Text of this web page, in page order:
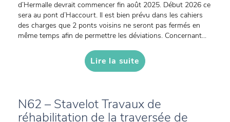
d’Hermalle devrait commencer fin août 2025. Début 2026 ce
sera au pont d’Haccourt. Il est bien prévu dans les cahiers
des charges que 2 ponts voisins ne seront pas fermés en
même temps afin de permettre les déviations. Concernant...
Lire la suite
N62 – Stavelot Travaux de
réhabilitation de la traversée de